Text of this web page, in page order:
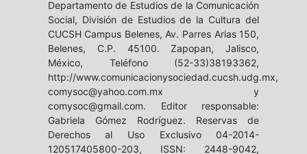
Departamento de Estudios de la Comunicación
Social, División de Estudios de la Cultura del
CUCSH Campus Belenes, Av. Parres Arias 150,
Belenes, C.P. 45100. Zapopan, Jalisco,
México, Teléfono (52-33)38193362,
http://www.comunicacionysociedad.cucsh.udg.mx,
comysoc@yahoo.com.mx y
comysoc@gmail.com. Editor responsable:
Gabriela Gómez Rodríguez. Reservas de
Derechos al Uso Exclusivo 04-2014-
120517405800-203, ISSN: 2448-9042,